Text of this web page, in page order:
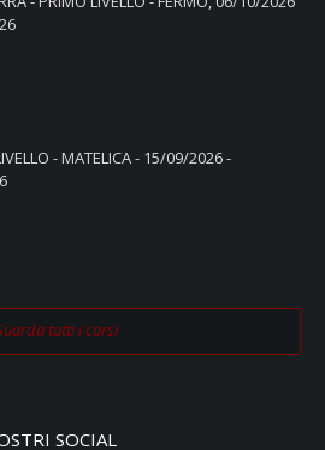
- MATELICA - 15/09/2026 -
tutti i corsi
SOCIAL